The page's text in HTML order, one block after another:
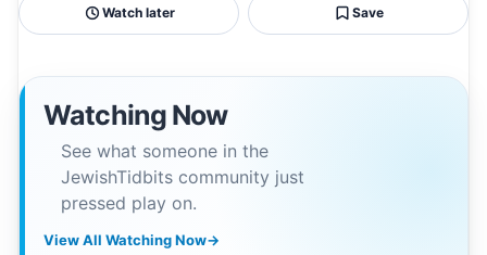
Watch later Save
Watching Now
See what someone in the
JewishTidbits community just
pressed play on.
View All Watching Now→